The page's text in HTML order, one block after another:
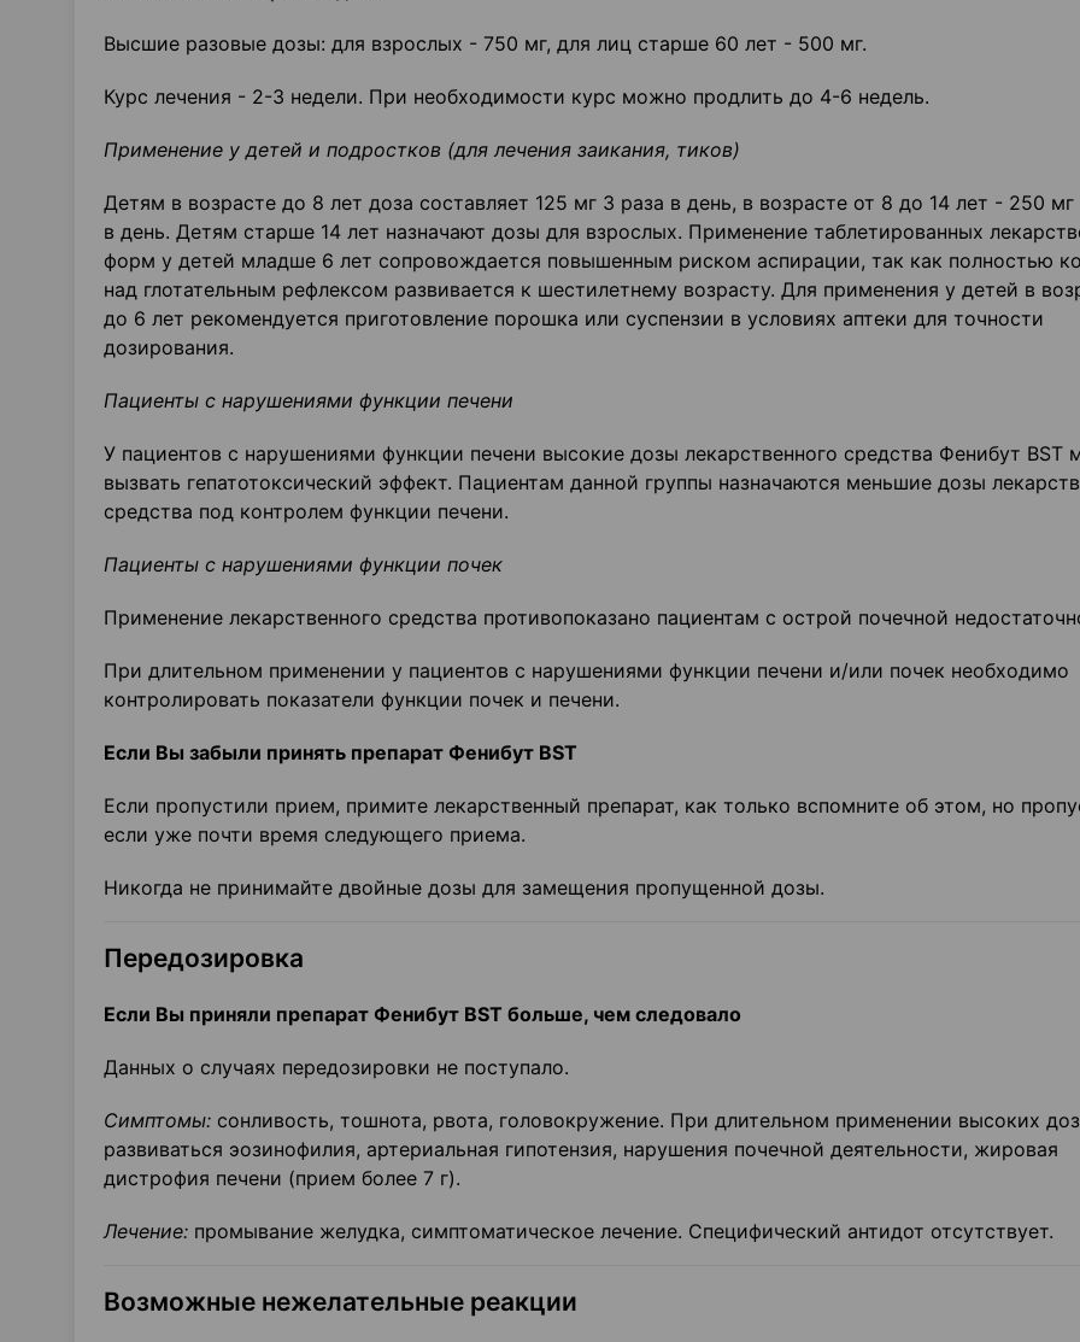
Высшие разовые дозы: для взрослых - 750 мг, для лиц старше 60 лет - 500 мг.
Курс лечения - 2-3 недели. При необходимости курс можно продлить до 4-6 недель.
Применение у детей и подростков (для лечения заикания, тиков)
Детям в возрасте до 8 лет доза составляет 125 мг 3 раза в день, в возрасте от 8 до 14 лет - 250 мг
в день. Детям старше 14 лет назначают дозы для взрослых. Применение таблетированных
форм у детей младше 6 лет сопровождается повышенным риском аспирации, так как полностью
над глотательным рефлексом развивается к шестилетнему возрасту. Для применения у детей в
до 6 лет рекомендуется приготовление порошка или суспензии в условиях аптеки для точности
дозирования.
Пациенты с нарушениями функции печени
У пациентов с нарушениями функции печени высокие дозы лекарственного средства Фенибут BST
вызвать гепатотоксический эффект. Пациентам данной группы назначаются меньшие дозы
средства под контролем функции печени.
Пациенты с нарушениями функции почек
Применение лекарственного средства противопоказано пациентам с острой почечной
При длительном применении у пациентов с нарушениями функции печени и/или почек необходимо
контролировать показатели функции почек и печени.
Если Вы забыли принять препарат Фенибут BST
Если пропустили прием, примите лекарственный препарат, как только вспомните об этом, но
если уже почти время следующего приема.
Никогда не принимайте двойные дозы для замещения пропущенной дозы.
Передозировка
Если Вы приняли препарат Фенибут BST больше, чем следовало
Данных о случаях передозировки не поступало.
Симптомы: сонливость, тошнота, рвота, головокружение. При длительном применении высоких
развиваться эозинофилия, артериальная гипотензия, нарушения почечной деятельности, жировая
дистрофия печени (прием более 7 г).
Лечение: промывание желудка, симптоматическое лечение. Специфический антидот отсутствует.
Возможные нежелательные реакции